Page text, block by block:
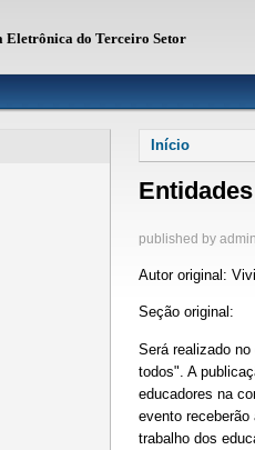
Eletrônica do Terceiro Setor
Você está
Início
published by admin
Autor original:
Seção original:
Será realizado
todos". A
educadores na
evento
trabalho dos